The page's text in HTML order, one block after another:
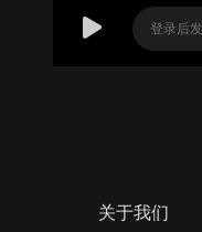
关于我们